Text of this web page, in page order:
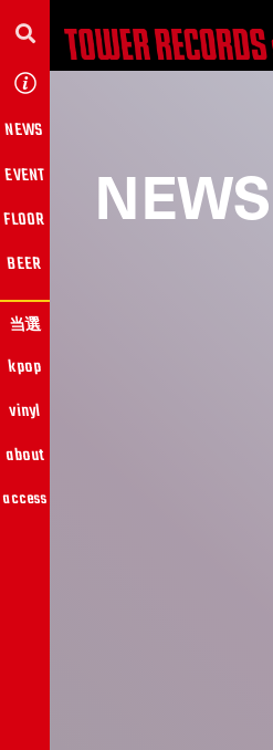
NEWS
EVENT
当選
FLOOR
BEER
kpop
vinyl
about
access
NEWS